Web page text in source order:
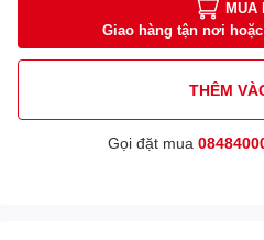
MUA
Giao hàng tận nơi
THÊM
Gọi đặt mua